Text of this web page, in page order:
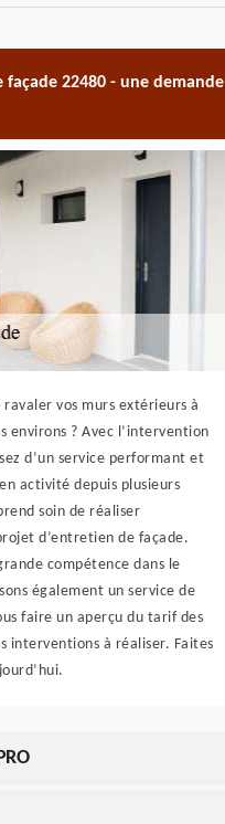
façade 22480 - une demande
vos murs extérieurs à
environs ? Avec l’intervention
d’un service performant et
activité depuis plusieurs
soin de réaliser
d’entretien de façade.
compétence dans le
également un service de
faire un aperçu du tarif des
interventions à réaliser. Faites